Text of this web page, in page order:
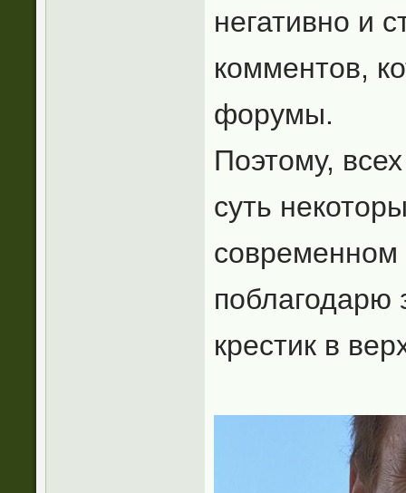
негативно и
комментов,
форумы.
Поэтому,
суть
современном
поблагодарю
крестик в